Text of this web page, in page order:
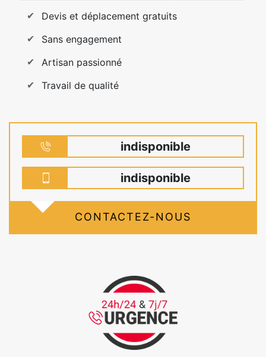
Devis et déplacement gratuits
Sans engagement
Artisan passionné
Travail de qualité
indisponible
indisponible
CONTACTEZ-NOUS